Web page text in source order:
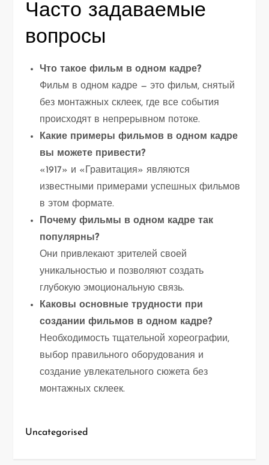
Часто задаваемые
вопросы
Что такое фильм в одном кадре?
Фильм в одном кадре — это фильм, снятый
без монтажных склеек, где все события
происходят в непрерывном потоке.
Какие примеры фильмов в одном кадре
вы можете привести?
«1917» и «Гравитация» являются
известными примерами успешных фильмов
в этом формате.
Почему фильмы в одном кадре так
популярны?
Они привлекают зрителей своей
уникальностью и позволяют создать
глубокую эмоциональную связь.
Каковы основные трудности при
создании фильмов в одном кадре?
Необходимость тщательной хореографии,
выбор правильного оборудования и
создание увлекательного сюжета без
монтажных склеек.
Uncategorised